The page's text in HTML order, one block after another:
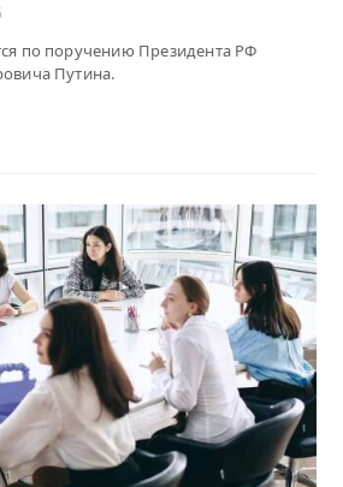
по поручению Президента РФ
Путина.
Читать